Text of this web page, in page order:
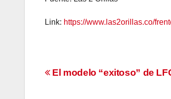
Link: https://www.las2orillas.co/
Navegación
El modelo “exitoso” de